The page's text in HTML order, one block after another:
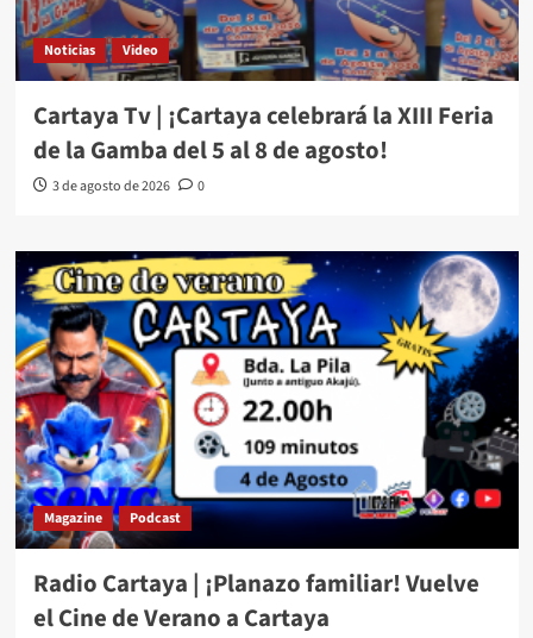
Noticias Video
Cartaya Tv | ¡Cartaya celebrará la XIII Feria
de la Gamba del 5 al 8 de agosto!
3 de agosto de 2026 0
Magazine Podcast
Radio Cartaya | ¡Planazo familiar! Vuelve
el Cine de Verano a Cartaya